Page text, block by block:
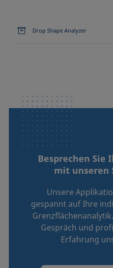
Drop Shape Analyzer
Besprechen Sie
mit unseren
Unsere
gespannt auf Ihre
Gespräch und
Erfahrung